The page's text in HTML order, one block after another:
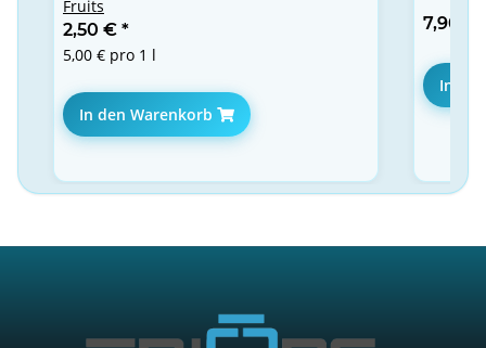
Fruits
2,50 € *
5,00 € pro 1 l
In den Warenkorb
7,90 €
In